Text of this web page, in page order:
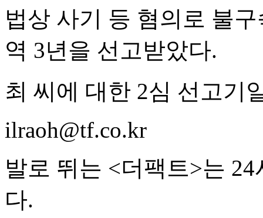
법상 사기 등 혐의로 불
역 3년을 선고받았다.
최 씨에 대한 2심 선고기
ilraoh@tf.co.kr
발로 뛰는 <더팩트>는
다.